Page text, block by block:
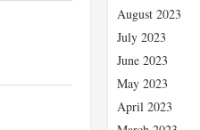
August 2023
July 2023
June 2023
May 2023
April 2023